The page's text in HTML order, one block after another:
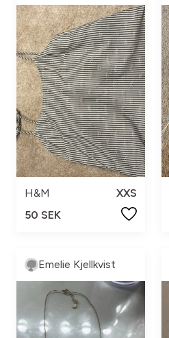
H&M
XXS
50 SEK
Emelie Kjellkvist